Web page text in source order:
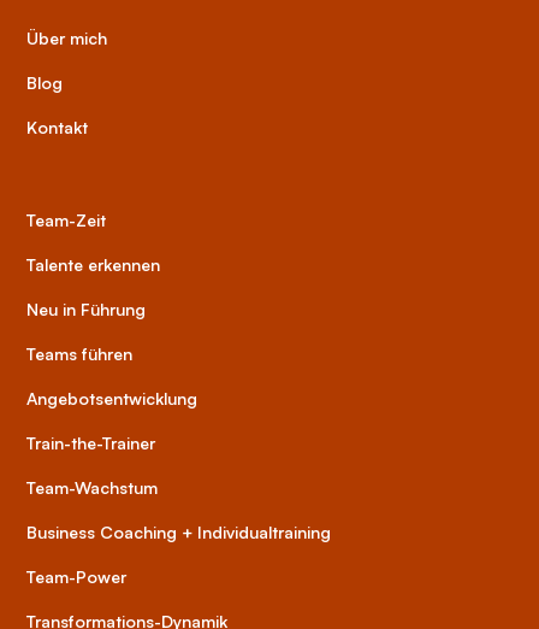
Über mich
Blog
Kontakt
Team-Zeit
Talente erkennen
Neu in Führung
Teams führen
Angebotsentwicklung
Train-the-Trainer
Team-Wachstum
Business Coaching + Individualtraining
Team-Power
Transformations-Dynamik